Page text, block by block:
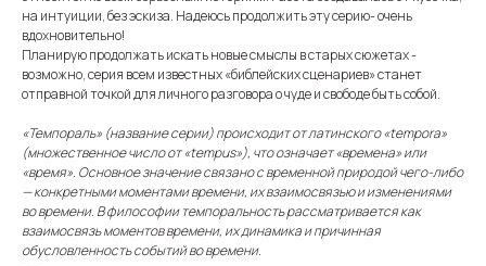
на интуиции, без эскиза. Надеюсь продолжить эту серию- очень
вдохновительно!
Планирую продолжать искать новые смыслы в старых сюжетах -
возможно, серия всем известных «библейских сценариев» станет
отправной точкой для личного разговора о чуде и свободе быть собой.
«Темпораль» (название серии) происходит от латинского «tempora»
(множественное число от «tempus»), что означает «времена» или
«время». Основное значение связано с временной природой чего-либо
— конкретными моментами времени, их взаимосвязью и изменениями
во времени. В философии темпоральность рассматривается как
взаимосвязь моментов времени, их динамика и причинная
обусловленность событий во времени.